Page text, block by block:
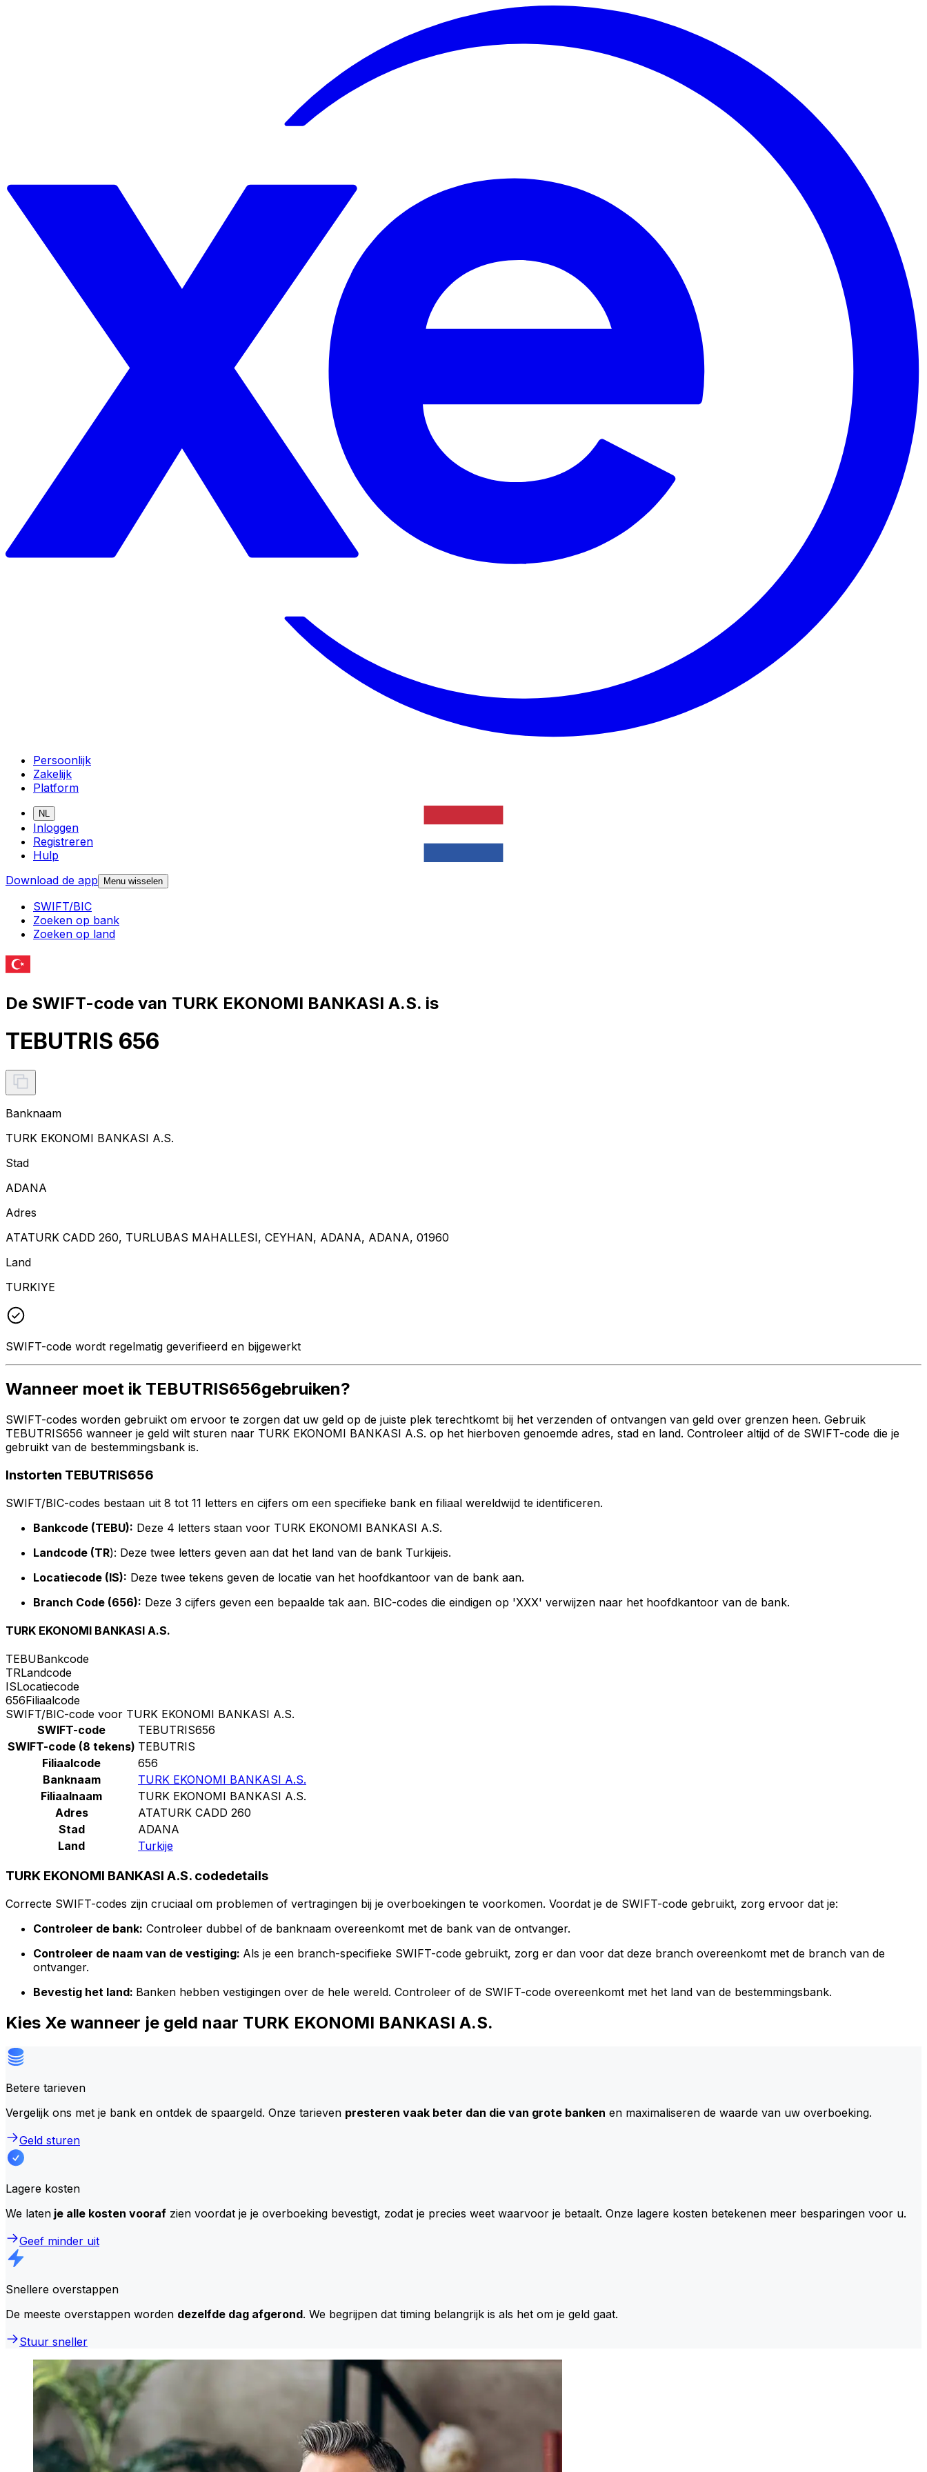
Persoonlijk
Zakelijk
Platform
NL
Inloggen
Registreren
Hulp
Download de app
Menu wisselen
SWIFT/BIC
Zoeken op bank
Zoeken op land
De SWIFT-code van TURK EKONOMI BANKASI A.S. is
TEBUTRIS 656
Banknaam
TURK EKONOMI BANKASI A.S.
Stad
ADANA
Adres
ATATURK CADD 260, TURLUBAS MAHALLESI, CEYHAN, ADANA, ADANA, 01960
Land
TURKIYE
SWIFT-code wordt regelmatig geverifieerd en bijgewerkt
Wanneer moet ik TEBUTRIS656gebruiken?
SWIFT-codes worden gebruikt om ervoor te zorgen dat uw geld op de juiste plek terechtkomt bij het verzenden of ontvangen van geld over grenzen heen. Gebruik
TEBUTRIS656 wanneer je geld wilt sturen naar TURK EKONOMI BANKASI A.S. op het hierboven genoemde adres, stad en land. Controleer altijd of de SWIFT-code die je
gebruikt van de bestemmingsbank is.
Instorten TEBUTRIS656
SWIFT/BIC-codes bestaan uit 8 tot 11 letters en cijfers om een specifieke bank en filiaal wereldwijd te identificeren.
Bankcode (TEBU): Deze 4 letters staan voor TURK EKONOMI BANKASI A.S.
Landcode (TR): Deze twee letters geven aan dat het land van de bank Turkijeis.
Locatiecode (IS): Deze twee tekens geven de locatie van het hoofdkantoor van de bank aan.
Branch Code (656): Deze 3 cijfers geven een bepaalde tak aan. BIC-codes die eindigen op 'XXX' verwijzen naar het hoofdkantoor van de bank.
TURK EKONOMI BANKASI A.S.
TEBUBankcode
TRLandcode
ISLocatiecode
656Filiaalcode
SWIFT/BIC-code voor TURK EKONOMI BANKASI A.S.
SWIFT-code
TEBUTRIS656
SWIFT-code (8 tekens) TEBUTRIS
Filiaalcode
656
Banknaam
TURK EKONOMI BANKASI A.S.
Filiaalnaam
TURK EKONOMI BANKASI A.S.
Adres
ATATURK CADD 260
Stad
ADANA
Land
Turkije
TURK EKONOMI BANKASI A.S. codedetails
Correcte SWIFT-codes zijn cruciaal om problemen of vertragingen bij je overboekingen te voorkomen. Voordat je de SWIFT-code gebruikt, zorg ervoor dat je:
Controleer de bank: Controleer dubbel of de banknaam overeenkomt met de bank van de ontvanger.
Controleer de naam van de vestiging: Als je een branch-specifieke SWIFT-code gebruikt, zorg er dan voor dat deze branch overeenkomt met de branch van de
ontvanger.
Bevestig het land: Banken hebben vestigingen over de hele wereld. Controleer of de SWIFT-code overeenkomt met het land van de bestemmingsbank.
Kies Xe wanneer je geld naar TURK EKONOMI BANKASI A.S.
Betere tarieven
Vergelijk ons met je bank en ontdek de spaargeld. Onze tarieven presteren vaak beter dan die van grote banken en maximaliseren de waarde van uw overboeking.
Geld sturen
Lagere kosten
We laten je alle kosten vooraf zien voordat je je overboeking bevestigt, zodat je precies weet waarvoor je betaalt. Onze lagere kosten betekenen meer besparingen voor u.
Geef minder uit
Snellere overstappen
De meeste overstappen worden dezelfde dag afgerond. We begrijpen dat timing belangrijk is als het om je geld gaat.
Stuur sneller